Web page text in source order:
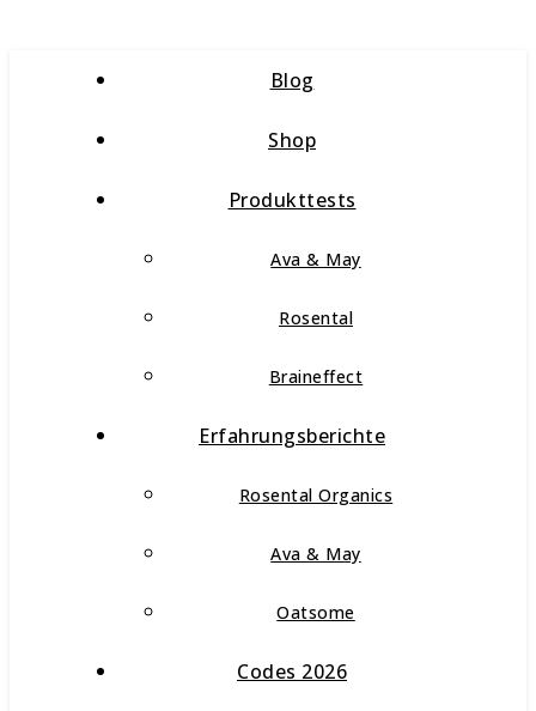
Blog
Shop
Produkttests
Ava & May
Rosental
Braineffect
Erfahrungsberichte
Rosental Organics
Ava & May
Oatsome
Codes 2026